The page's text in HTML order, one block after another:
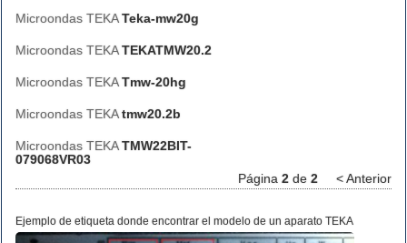
Microondas TEKATeka-mw20g
Microondas TEKATEKATMW20.2
Microondas TEKATmw-20hg
Microondas TEKAtmw20.2b
Microondas TEKATMW22BIT-
079068VR03
Página 2 de 2 < Anterior
Ejemplo de etiqueta donde encontrar el modelo de un aparato TEKA